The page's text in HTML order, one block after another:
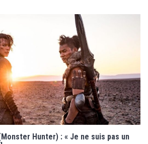
Hunter) : « Je ne suis pas un